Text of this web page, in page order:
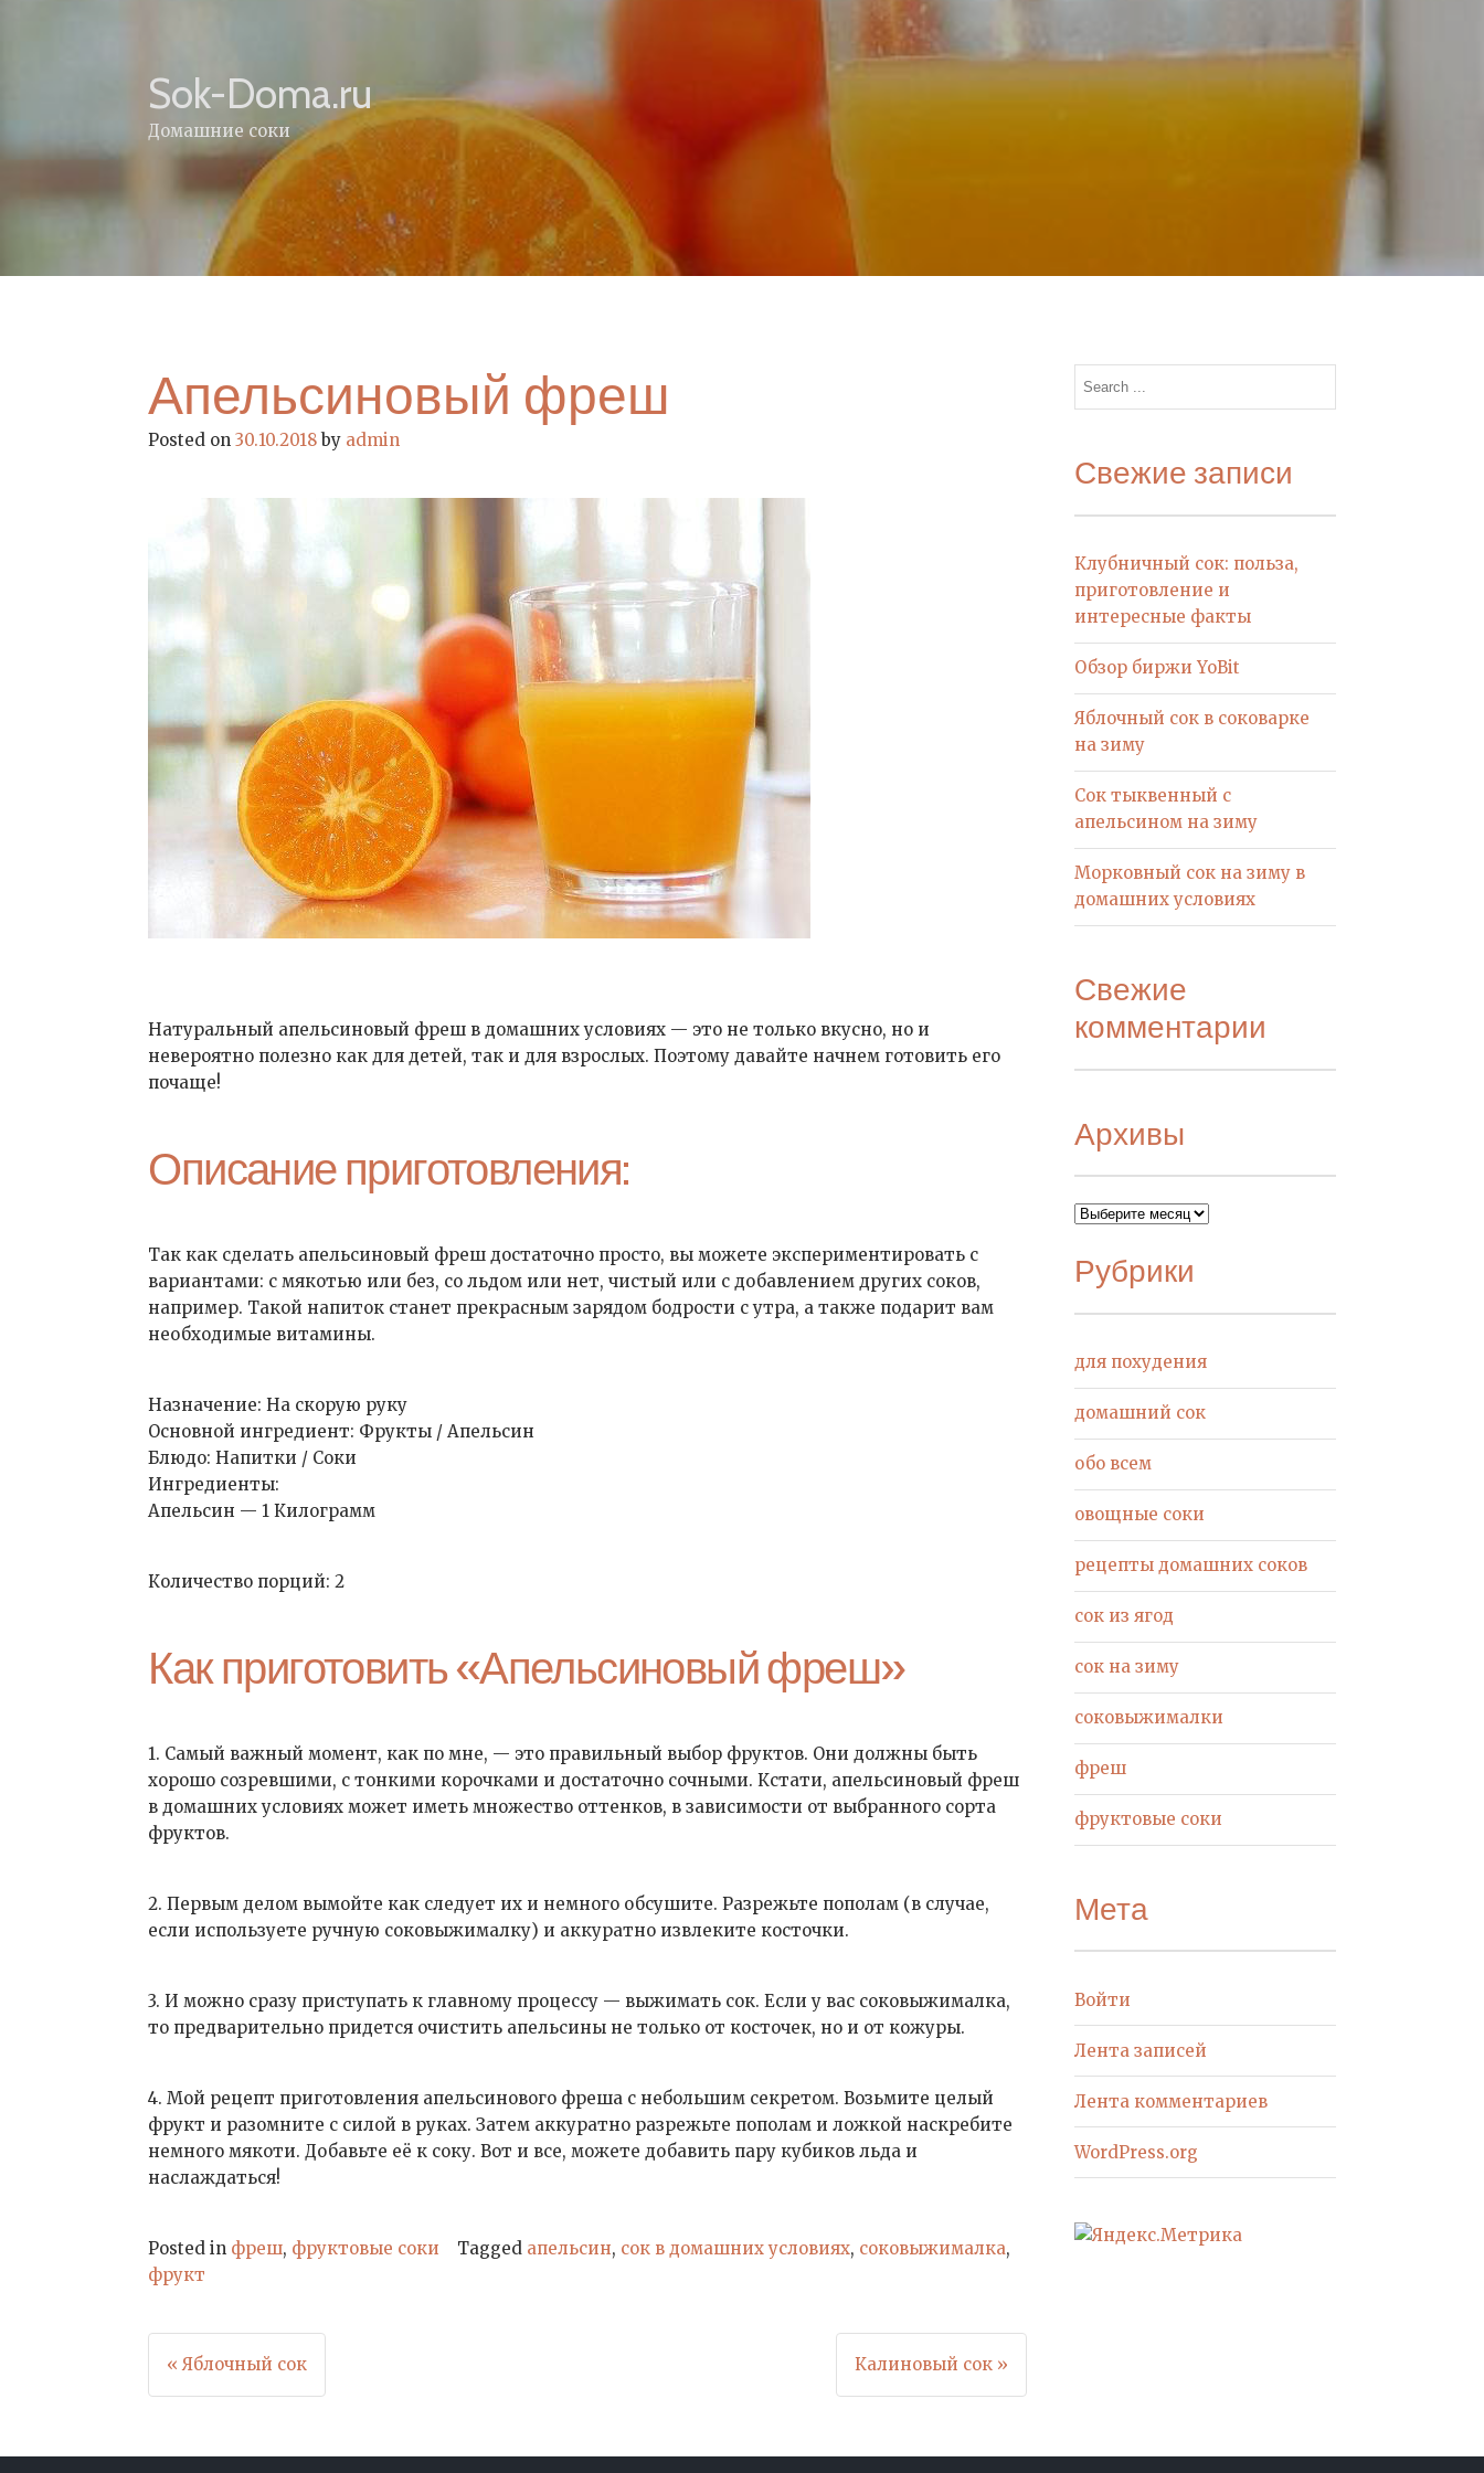
Sok-Doma.ru
Домашние соки
Апельсиновый фреш
Posted on30.10.2018by admin
Натуральный апельсиновый фреш в домашних условиях — это не только вкусно, но и
невероятно полезно как для детей, так и для взрослых. Поэтому давайте начнем готовить его
почаще!
Описание приготовления:
Так как сделать апельсиновый фреш достаточно просто, вы можете экспериментировать с
вариантами: с мякотью или без, со льдом или нет, чистый или с добавлением других соков,
например. Такой напиток станет прекрасным зарядом бодрости с утра, а также подарит вам
необходимые витамины.
Назначение: На скорую руку
Основной ингредиент: Фрукты / Апельсин
Блюдо: Напитки / Соки
Ингредиенты:
Апельсин — 1 Килограмм
Количество порций: 2
Как приготовить «Апельсиновый фреш»
1. Самый важный момент, как по мне, — это правильный выбор фруктов. Они должны быть
хорошо созревшими, с тонкими корочками и достаточно сочными. Кстати, апельсиновый фреш
в домашних условиях может иметь множество оттенков, в зависимости от выбранного сорта
фруктов.
2. Первым делом вымойте как следует их и немного обсушите. Разрежьте пополам (в случае,
если используете ручную соковыжималку) и аккуратно извлеките косточки.
3. И можно сразу приступать к главному процессу — выжимать сок. Если у вас соковыжималка,
то предварительно придется очистить апельсины не только от косточек, но и от кожуры.
4. Мой рецепт приготовления апельсинового фреша с небольшим секретом. Возьмите целый
фрукт и разомните с силой в руках. Затем аккуратно разрежьте пополам и ложкой наскребите
немного мякоти. Добавьте её к соку. Вот и все, можете добавить пару кубиков льда и
наслаждаться!
Posted in фреш, фруктовые соки Tagged апельсин, сок в домашних условиях, соковыжималка,
фрукт
Навигация
« Яблочный сок Калиновый сок »
Search
Свежие записи
Клубничный сок: польза,
приготовление и
интересные факты
Обзор биржи YoBit
Яблочный сок в соковарке
на зиму
Сок тыквенный с
апельсином на зиму
Морковный сок на зиму в
домашних условиях
Свежие
комментарии
Архивы
Архивы
Рубрики
для похудения
домашний сок
обо всем
овощные соки
рецепты домашних соков
сок из ягод
сок на зиму
соковыжималки
фреш
фруктовые соки
Мета
Войти
Лента записей
Лента комментариев
WordPress.org